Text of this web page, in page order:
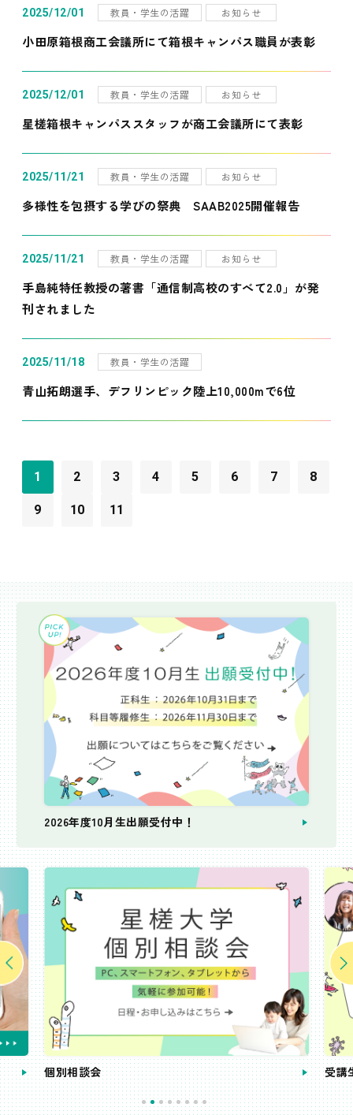
2025/12/01 教員・学生の活躍 お知らせ
小田原箱根商工会議所にて箱根キャンパス職員が表彰
2025/12/01 教員・学生の活躍 お知らせ
星槎箱根キャンパススタッフが商工会議所にて表彰
2025/11/21 教員・学生の活躍 お知らせ
多様性を包摂する学びの祭典 SAAB2025開催報告
2025/11/21 教員・学生の活躍 お知らせ
手島純特任教授の著書「通信制高校のすべて2.0」が発
刊されました
2025/11/18 教員・学生の活躍
青山拓朗選手、デフリンピック陸上10,000mで6位
1 2 3 4 5 6 7 8
9 10 11
2026年度10月生出願受付中！
個別相談会 受講